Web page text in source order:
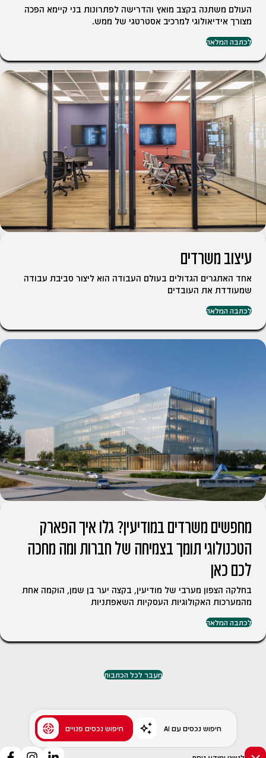
העולם משתנה בקצב מואץ והדרישה לפתרונות בני קיימא הפכה
מצורך אידיאולוגי למרכיב אסטרטגי של ממש.
לכתבה המלאה
עיצוב משרדים
אחד האתגרים הגדולים בעולם העבודה הוא ליצור סביבת עבודה
שמעודדת את העובדים
לכתבה המלאה
מחפשים משרדים במודיעין? גלו איך הפארק
הטכנולוגי תומך בצמיחה של חברות ומה מחכה
לכם כאן
בחלקה הצפון מערבי של מודיעין, בקצה יער בן שמן, הוקמה אחת
מהמערכות האקולוגיות העסקיות השאפתניות
לכתבה המלאה
מעבר לכל הכתבות
AI חיפוש נכסים עם חיפוש נכסים פנויים